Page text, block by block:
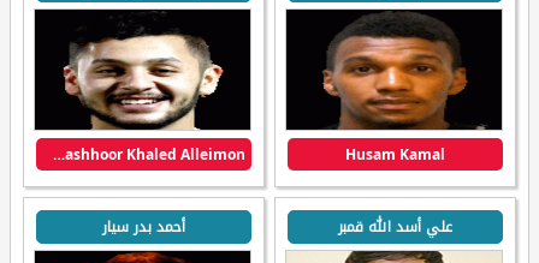
Husam Kamal
Ayoub Mashhoor Khaled Alleimon
علي أسد الله قمبر أحمد بدر سيار